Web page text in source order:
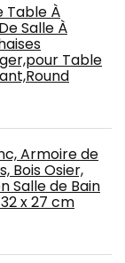
Table À
Salle À
Table
Armoire de
Bois Osier,
Salle de Bain
x 27 cm